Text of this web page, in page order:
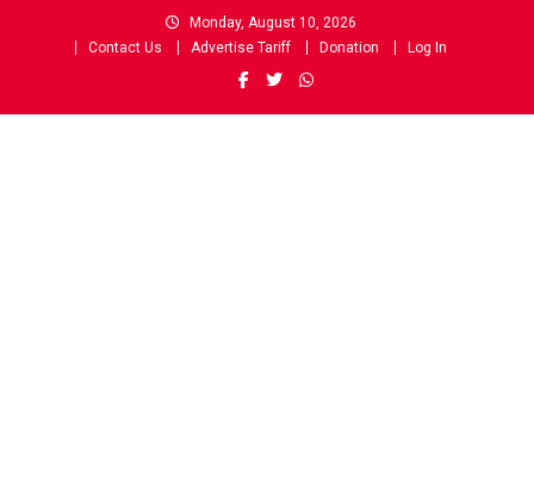
Monday, August 10, 2026
Contact Us
Advertise Tariff Donation Log In